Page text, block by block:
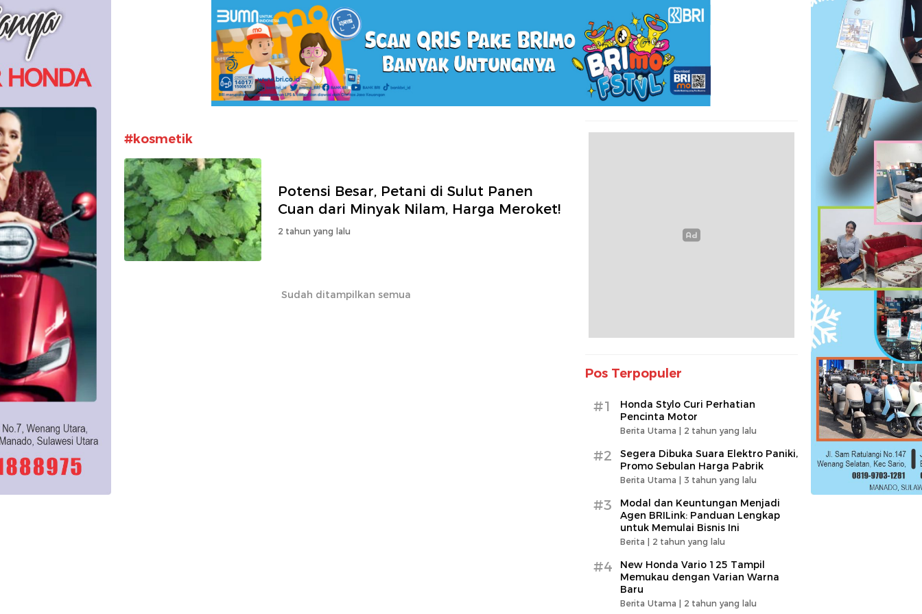
#kosmetik
Potensi Besar, Petani di Sulut Panen
Cuan dari Minyak Nilam, Harga Meroket!
2 tahun yang lalu
Sudah ditampilkan semua
Pos Terpopuler
#1
Honda Stylo Curi Perhatian
Pencinta Motor
Berita Utama | 2 tahun yang lalu
#2
Segera Dibuka Suara Elektro Paniki,
Promo Sebulan Harga Pabrik
Berita Utama | 3 tahun yang lalu
#3
Modal dan Keuntungan Menjadi
Agen BRILink: Panduan Lengkap
untuk Memulai Bisnis Ini
Berita | 2 tahun yang lalu
#4
New Honda Vario 125 Tampil
Memukau dengan Varian Warna
Baru
Berita Utama | 2 tahun yang lalu